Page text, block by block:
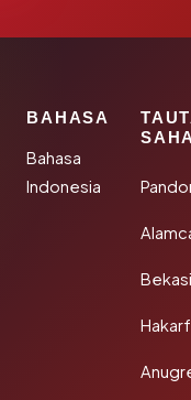
BAHASA
Bahasa
Indonesia